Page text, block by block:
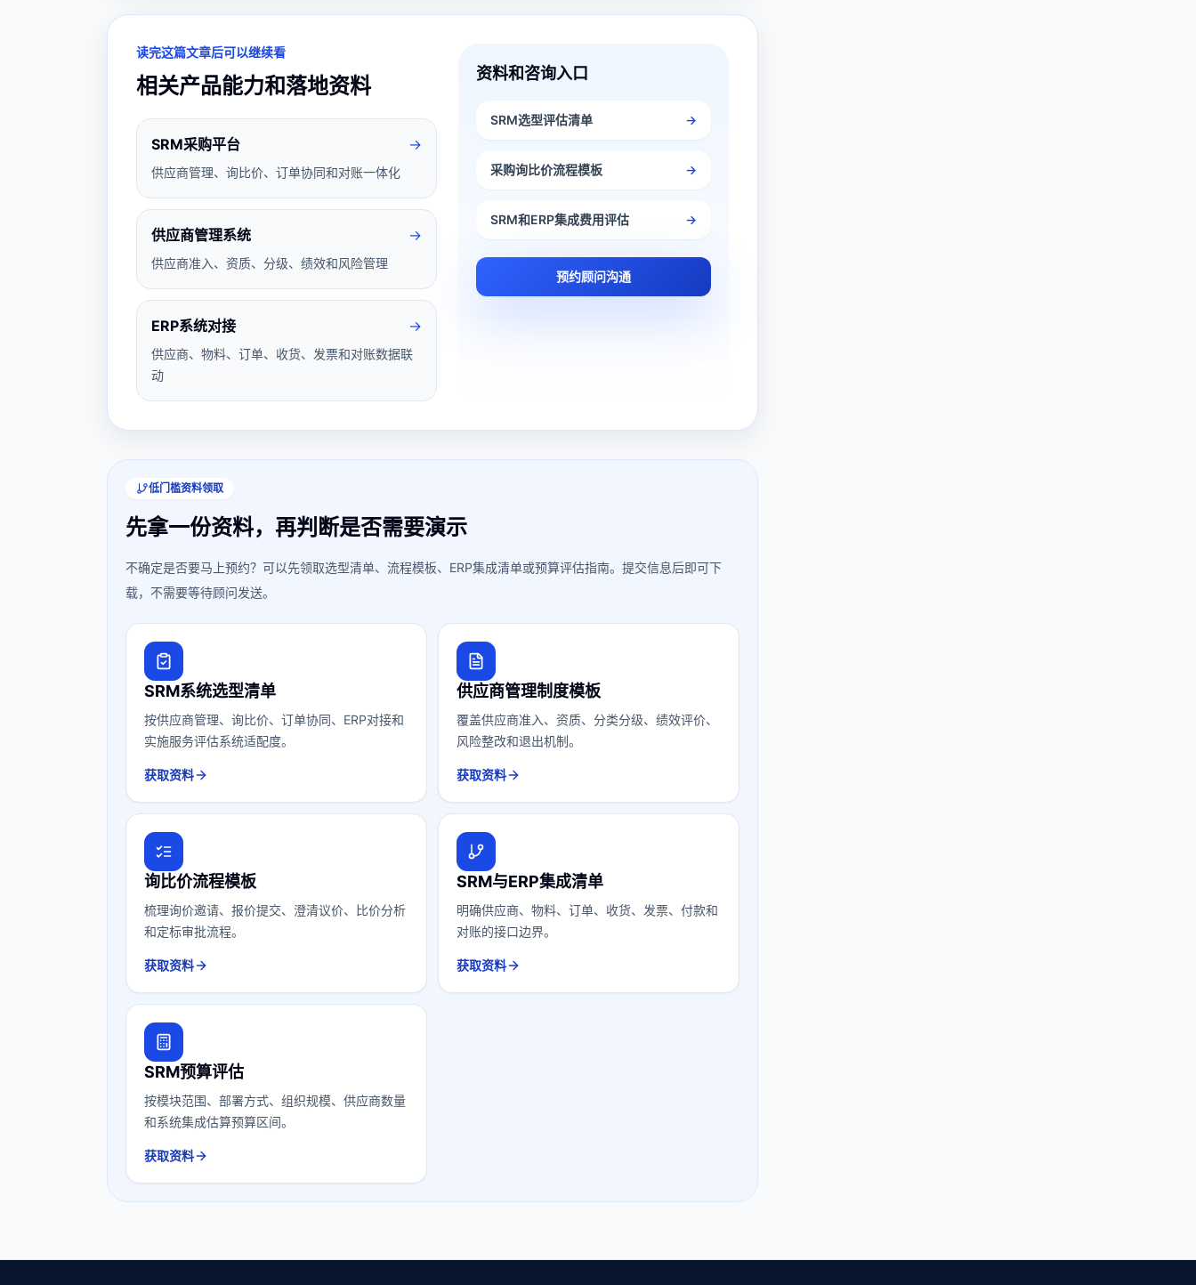
读完这篇文章后可以继续看
相关产品能力和落地资料
SRM采购平台 →
供应商管理、询比价、订单协同和对账一体化
供应商管理系统 →
供应商准入、资质、分级、绩效和风险管理
ERP系统对接 →
供应商、物料、订单、收货、发票和对账数据联
动
资料和咨询入口
SRM选型评估清单 →
采购询比价流程模板 →
SRM和ERP集成费用评估 →
预约顾问沟通
低门槛资料领取
先拿一份资料，再判断是否需要演示
不确定是否要马上预约？可以先领取选型清单、流程模板、ERP集成清单或预算评估指南。提交信息后即可下
载，不需要等待顾问发送。
SRM系统选型清单
按供应商管理、询比价、订单协同、ERP对接和
实施服务评估系统适配度。
获取资料
供应商管理制度模板
覆盖供应商准入、资质、分类分级、绩效评价、
风险整改和退出机制。
获取资料
询比价流程模板
梳理询价邀请、报价提交、澄清议价、比价分析
和定标审批流程。
获取资料
SRM与ERP集成清单
明确供应商、物料、订单、收货、发票、付款和
对账的接口边界。
获取资料
SRM预算评估
按模块范围、部署方式、组织规模、供应商数量
和系统集成估算预算区间。
获取资料